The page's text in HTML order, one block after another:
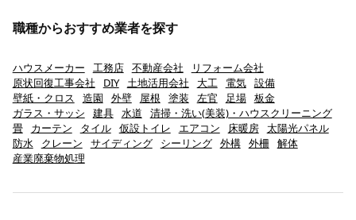
職種からおすすめ業者を探す
ハウスメーカー 工務店 不動産会社
リフォーム会社
原状回復工事会社
DIY 土地活用会社 大工 電気 設備
壁紙・クロス
造園 外壁 屋根 塗装 左官 足場 板金
ガラス・サッシ
建具 水道
清掃・洗い(美装)・ハウスクリーニング
畳
カーテン タイル 仮設トイレ エアコン 床暖房 太陽光パネル
防水
クレーン サイディング シーリング 外構 外柵
解体
産業廃棄物処理